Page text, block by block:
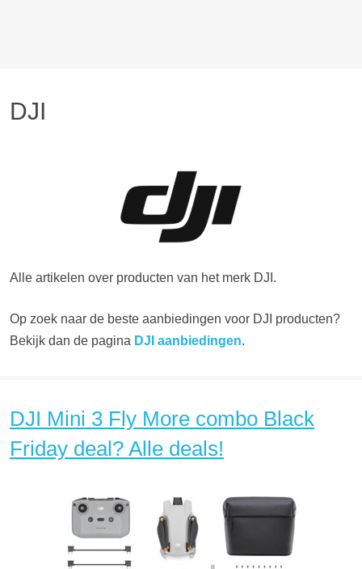
DJI
Alle artikelen over producten van het merk DJI.
Op zoek naar de beste aanbiedingen voor DJI producten?
Bekijk dan de pagina DJI aanbiedingen.
DJI Mini 3 Fly More combo Black
Friday deal? Alle deals!